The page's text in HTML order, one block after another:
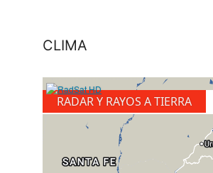
CLIMA
RADAR Y RAYOS A TIERRA